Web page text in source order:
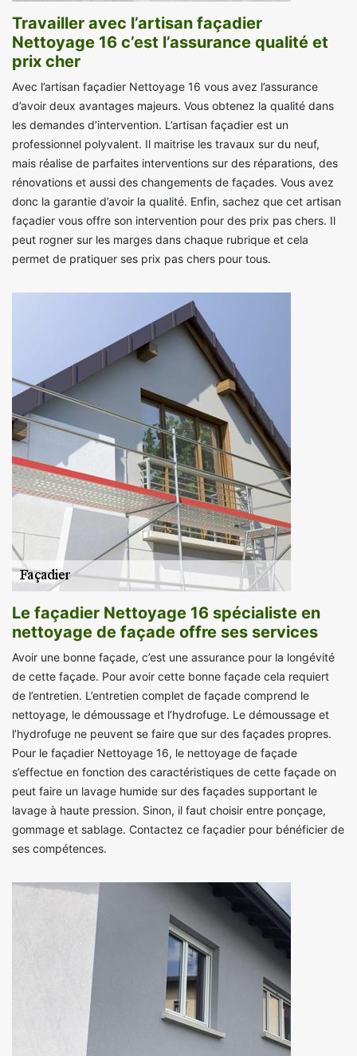
Travailler avec l’artisan façadier
Nettoyage 16 c’est l’assurance qualité et
prix cher
Avec l’artisan façadier Nettoyage 16 vous avez l’assurance
d’avoir deux avantages majeurs. Vous obtenez la qualité dans
les demandes d’intervention. L’artisan façadier est un
professionnel polyvalent. Il maitrise les travaux sur du neuf,
mais réalise de parfaites interventions sur des réparations, des
rénovations et aussi des changements de façades. Vous avez
donc la garantie d’avoir la qualité. Enfin, sachez que cet artisan
façadier vous offre son intervention pour des prix pas chers. Il
peut rogner sur les marges dans chaque rubrique et cela
permet de pratiquer ses prix pas chers pour tous.
Le façadier Nettoyage 16 spécialiste en
nettoyage de façade offre ses services
Avoir une bonne façade, c’est une assurance pour la longévité
de cette façade. Pour avoir cette bonne façade cela requiert
de l’entretien. L’entretien complet de façade comprend le
nettoyage, le démoussage et l’hydrofuge. Le démoussage et
l’hydrofuge ne peuvent se faire que sur des façades propres.
Pour le façadier Nettoyage 16, le nettoyage de façade
s’effectue en fonction des caractéristiques de cette façade on
peut faire un lavage humide sur des façades supportant le
lavage à haute pression. Sinon, il faut choisir entre ponçage,
gommage et sablage. Contactez ce façadier pour bénéficier de
ses compétences.